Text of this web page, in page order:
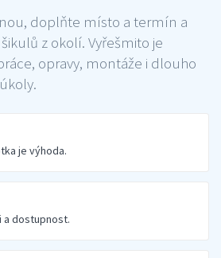
doplňte místo a termín a
z okolí. Vyřešmito je
opravy, montáže i dlouho
je výhoda.
a dostupnost.